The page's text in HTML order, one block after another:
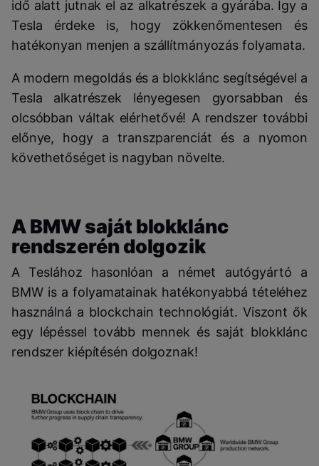
idő alatt jutnak el az alkatrészek a gyárába. Így a
Tesla érdeke is, hogy zökkenőmentesen és
hatékonyan menjen a szállítmányozás folyamata.
A modern megoldás és a blokklánc segítségével a
Tesla alkatrészek lényegesen gyorsabban és
olcsóbban váltak elérhetővé! A rendszer további
előnye, hogy a transzparenciát és a nyomon
követhetőséget is nagyban növelte.
A BMW saját blokklánc
rendszerén dolgozik
A Teslához hasonlóan a német autógyártó a
BMW is a folyamatainak hatékonyabbá tételéhez
használná a blockchain technológiát. Viszont ők
egy lépéssel tovább mennek és saját blokklánc
rendszer kiépítésén dolgoznak!